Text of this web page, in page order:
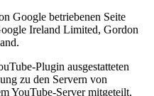
Google betriebenen Seite
Ireland Limited, Gordon
Plugin ausgestatteten
zu den Servern von
YouTube-Server mitgeteilt,